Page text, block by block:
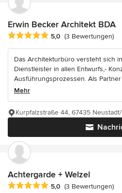
Erwin Becker Architekt BDA
Durchschnittliche Bewertung: 5
5,0 (3 Bewertungen)
Das Architekturbüro versteht sich
Dienstleister in allen Entwurfs,-
Ausführungsprozessen. Als Partner
Mehr
Kurpfalzstraße 44, 67435
Achtergarde + Welzel
Durchschnittliche Bewertung: 5
5,0 (3 Bewertungen)